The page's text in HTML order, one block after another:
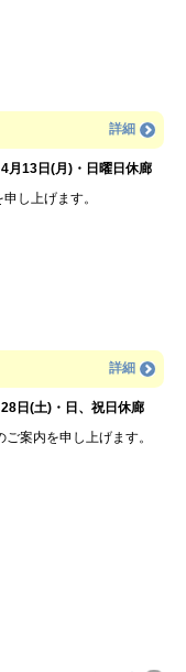
詳細
月13日(月)・日曜日休廊
し上げます。
詳細
日(土)・日、祝日休廊
ご案内を申し上げます。